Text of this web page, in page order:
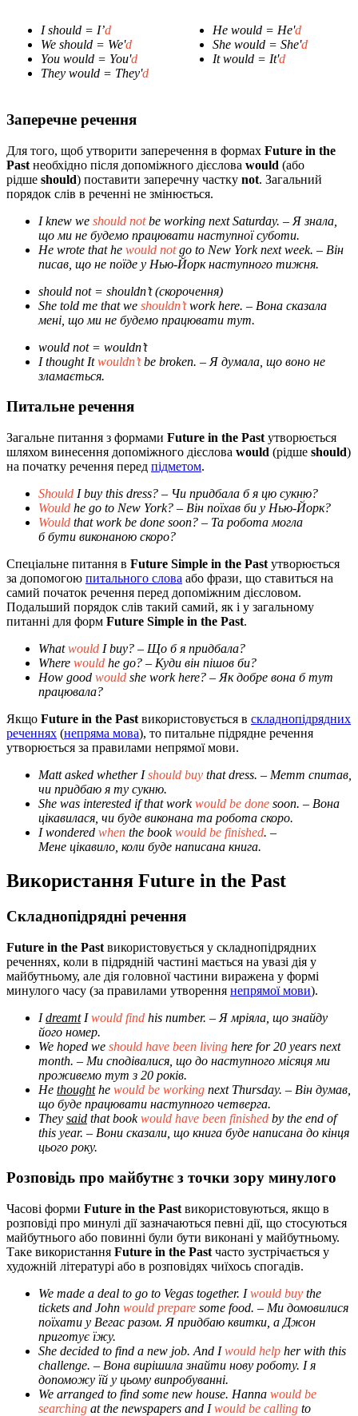
I should = I’d
We should = We'd
You would = You'd
They would = They'd
He would = He'd
She would = She'd
It would = It'd
Заперечне речення
Для того, щоб утворити заперечення в формах Future in the
Past необхідно після допоміжного дієслова would (або
рідше should) поставити заперечну частку not. Загальний
порядок слів в реченні не змінюється.
I knew we should notbe working next Saturday. – Я знала,
що ми не будемо працювати наступної суботи.
He wrote that he would notgo to New York next week. – Він
писав, що не поїде у Нью-Йорк наступного тижня.
should not = shouldn’t(скорочення)
She told me that we shouldn’twork here. – Вона сказала
мені, що ми не будемо працювати тут.
would not = wouldn’t
I thought Itwouldn’tbe broken. – Я думала, що воно не
зламається.
Питальне речення
Загальне питання з формами Future in the Past утворюється
шляхом винесення допоміжного дієслова would (рідше should)
на початку речення перед підметом.
Should I buy this dress? – Чи придбала б я цю сукню?
Would he go to New York? – Він поїхав би у Нью-Йорк?
Would that work be done soon? – Та робота могла
б бути виконаною скоро?
Спеціальне питання в Future Simple in the Past утворюється
за допомогою питального слова або фрази, що ставиться на
самий початок речення перед допоміжним дієсловом.
Подальший порядок слів такий самий, як і у загальному
питанні для форм Future Simple in the Past.
Whatwould I buy? – Що б я придбала?
Where would he go? – Куди він пішов би?
How good would she work here? – Як добре вона бтут
працювала?
Якщо Future in the Past використовується в складнопідрядних
реченнях (непряма мова), то питальне підрядне речення
утворюється за правилами непрямої мови.
Matt asked whether Ishould buy that dress. – Метт спитав,
чи придбаю я ту сукню.
She was interested if that workwould be done soon. – Вона
цікавилася, чи буде виконана та робота скоро.
I wondered when the bookwould be finished. –
Мене цікавило, коли буде написана книга.
Використання Future in the Past
Складнопідрядні речення
Future in the Past використовується у складнопідрядних
реченнях, коли в підрядній частині мається на увазі дія у
майбутньому, але дія головної частини виражена у формі
минулого часу (за правилами утворення непрямої мови).
IdreamtIwould find his number. – Я мріяла, що знайду
його номер.
We hoped we should have been living here for 20 years next
month. – Ми сподівалися, що до наступного місяця ми
проживемо тут з 20 років.
He thoughthe would be working next Thursday. – Він думав,
що буде працювати наступного четверга.
They said that bookwould have been finished by the end of
this year. – Вони сказали, що книга буде написана до кінця
цього року.
Розповідь про майбутнє з точки зору минулого
Часові форми Future in the Past використовуються, якщо в
розповіді про минулі дії зазначаються певні дії, що стосуються
майбутнього або повинні були бути виконані у майбутньому.
Таке використання Future in the Past часто зустрічається у
художній літературі або в розповідях чиїхось спогадів.
We made a deal to go to Vegas together. Iwould buy the
tickets and John would prepare some food. – Ми домовилися
поїхати у Вегас разом. Я придбаю квитки, а Джон
приготує їжу.
She decided to find a new job. And Iwould help her with this
challenge. – Вона вирішила знайти нову роботу. І я
допоможу їй у цьому випробуванні.
We arranged to find some new house. Hanna would be
searching at the newspapers and Iwould be calling to